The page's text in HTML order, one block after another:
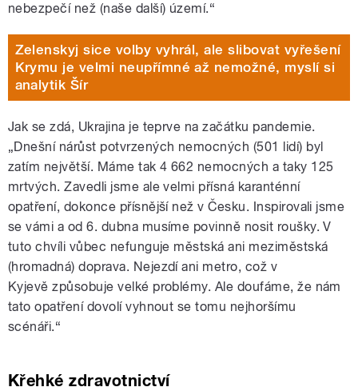
nebezpečí než (naše další) území.“
Zelenskyj sice volby vyhrál, ale slibovat vyřešení
Krymu je velmi neupřímné až nemožné, myslí si
analytik Šír
Jak se zdá, Ukrajina je teprve na začátku pandemie.
„Dnešní nárůst potvrzených nemocných (501 lidí) byl
zatím největší. Máme tak 4 662 nemocných a taky 125
mrtvých. Zavedli jsme ale velmi přísná karanténní
opatření, dokonce přísnější než v Česku. Inspirovali jsme
se vámi a od 6. dubna musíme povinně nosit roušky. V
tuto chvíli vůbec nefunguje městská ani meziměstská
(hromadná) doprava. Nejezdí ani metro, což v
Kyjevě způsobuje velké problémy. Ale doufáme, že nám
tato opatření dovolí vyhnout se tomu nejhoršímu
scénáři.“
Křehké zdravotnictví